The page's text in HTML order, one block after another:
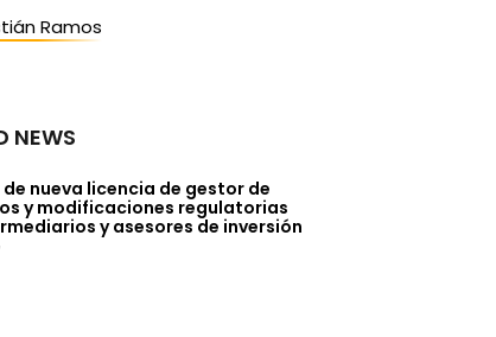
Ramos
NEWS
nueva licencia de gestor de
y modificaciones regulatorias
y asesores de inversión